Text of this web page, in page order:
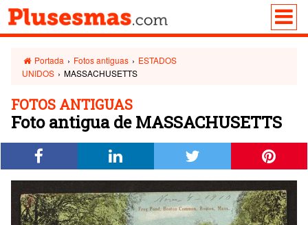
Portada › Fotos antiguas › ESTADOS
UNIDOS › MASSACHUSETTS
FOTOS ANTIGUAS
Foto antigua de MASSACHUSETTS